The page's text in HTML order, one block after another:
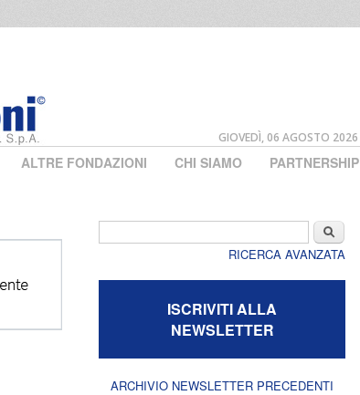
GIOVEDÌ, 06 AGOSTO 2026
ALTRE FONDAZIONI CHI SIAMO PARTNERSHIP
Cerca
RICERCA AVANZATA
ISCRIVITI ALLA
NEWSLETTER
ARCHIVIO NEWSLETTER PRECEDENTI